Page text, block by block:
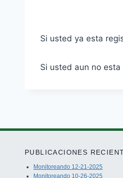
Si usted ya esta
Si usted aun no
PUBLICACIONES
Monitoreando 12-21-2025
Monitoreando 10-26-2025